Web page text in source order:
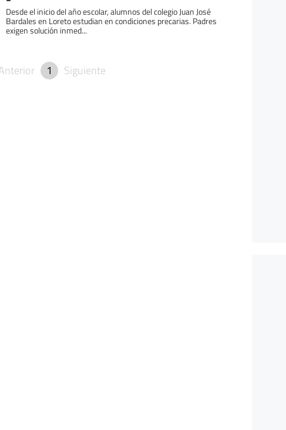
Desde el inicio del año escolar, alumnos del colegio Juan José
Bardales en Loreto estudian en condiciones precarias. Padres
exigen solución inmed...
1 Siguiente